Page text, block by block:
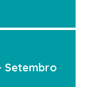
Setembro